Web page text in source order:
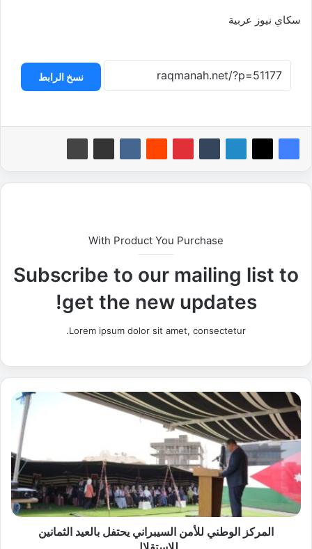
سكاي نيوز عربية
نسخ الرابط
With Product You Purchase
Subscribe to our mailing list to
get the new updates!
Lorem ipsum dolor sit amet, consectetur.
ا
ل
ر
ك
ز
ا
ل
و
المركز الوطني للأمن السيبراني يحتفل بالعيد الثمانين